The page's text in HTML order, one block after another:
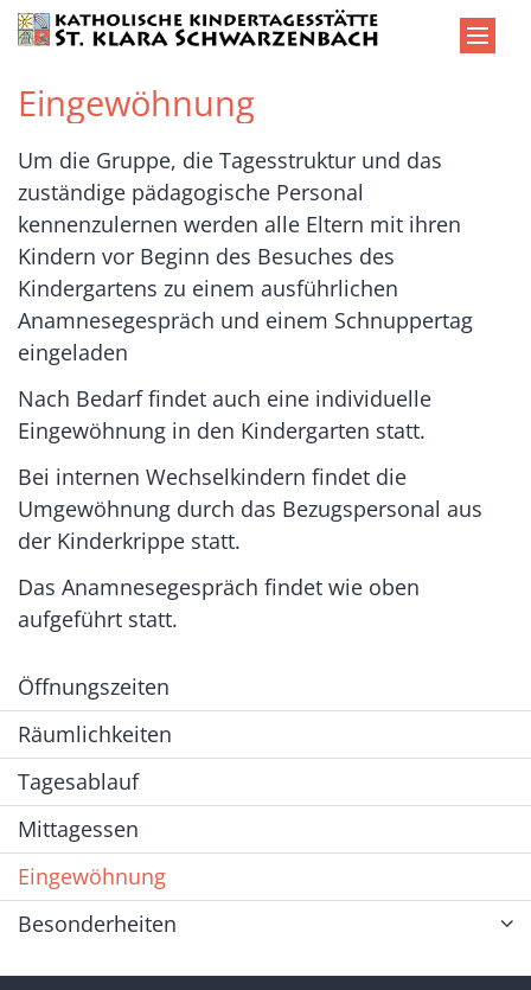
Zum Inhalt springen
Eingewöhnung
Um die Gruppe, die Tagesstruktur und das
zuständige pädagogische Personal
kennenzulernen werden alle Eltern mit ihren
Kindern vor Beginn des Besuches des
Kindergartens zu einem ausführlichen
Anamnesegespräch und einem Schnuppertag
eingeladen
Nach Bedarf findet auch eine individuelle
Eingewöhnung in den Kindergarten statt.
Bei internen Wechselkindern findet die
Umgewöhnung durch das Bezugspersonal aus
der Kinderkrippe statt.
Das Anamnesegespräch findet wie oben
aufgeführt statt.
Öffnungszeiten
Räumlichkeiten
Tagesablauf
Mittagessen
Eingewöhnung
Besonderheiten